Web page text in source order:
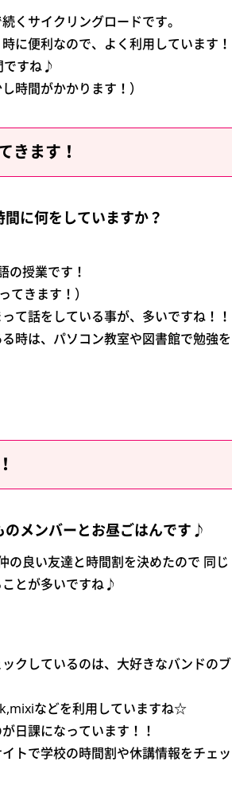
くサイクリングロードです。
に便利なので、よく利用しています！
ですね♪
時間がかかります！）
きます！
に何をしていますか？
の授業です！
きます！）
て話をしている事が、多いですね！！
時は、パソコン教室や図書館で勉強を
のメンバーとお昼ごはんです♪
の良い友達と時間割を決めたので 同じ
とが多いですね♪
クしているのは、大好きなバンドのブ
などを利用していますね☆
日課になっています！！
トで学校の時間割や休講情報をチェッ